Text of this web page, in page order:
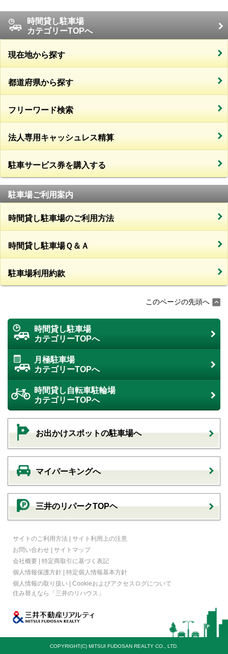
時間貸し駐車場
カテゴリーTOPへ
現在地から探す
都道府県から探す
フリーワード検索
法人専用キャッシュレス精算
駐車サービス券を購入する
駐車場ご利用案内
時間貸し駐車場のご利用方法
時間貸し駐車場Ｑ＆Ａ
駐車場利用約款
このページの先頭へ
時間貸し駐車場
カテゴリーTOPへ
月極駐車場
カテゴリーTOPへ
時間貸し自転車駐輪場
カテゴリーTOPへ
お出かけスポットの駐車場へ
マイパーキングへ
三井のリパークTOPヘ
サイトのご利用方法 | サイト利用上の注意
お問い合わせ | サイトマップ
会社概要 | 特定商取引に基づく表記
個人情報保護方針 | 特定個人情報基本方針
個人情報の取り扱い | Cookieおよびアクセスログについて
住み替えなら
「三井のリハウス」
COPYRIGHT(C) MITSUI FUDOSAN REALTY CO., LTD.